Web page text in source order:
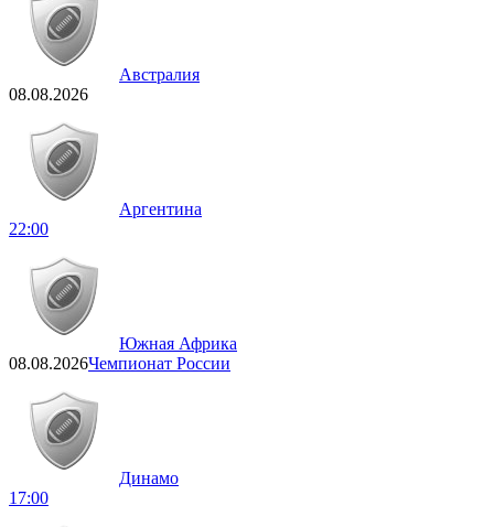
Австралия
08.08.2026
Аргентина
22:00
Южная Африка
08.08.2026Чемпионат России
Динамо
17:00